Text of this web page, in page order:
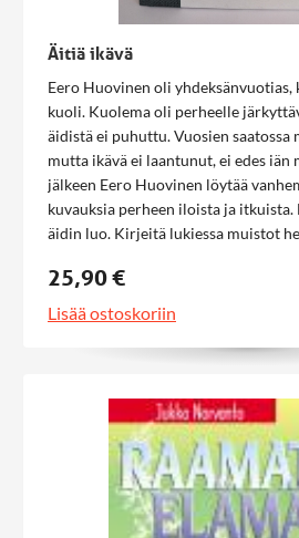
Äitiä ikävä
Eero Huovinen oli yhdeksänvuotias,
kuoli. Kuolema oli perheelle
äidistä ei puhuttu. Vuosien
mutta ikävä ei laantunut, ei edes iän
jälkeen Eero Huovinen löytää
kuvauksia perheen iloista ja itkuista.
äidin luo. Kirjeitä lukiessa muistot
todelliseen äitiin. Esiin nousee
uudelleen, ja jos voi, helpottaako
25,90 €
Lisää ostoskoriin